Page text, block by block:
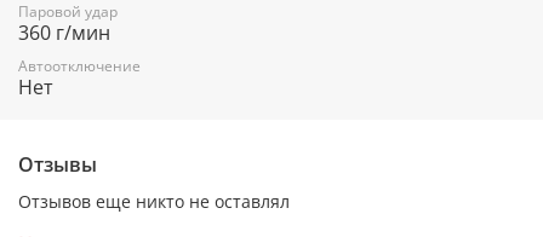
Система защиты от накипи:есть
Система самоочистки:есть
Противокапельная система:есть
Паровой удар
360 г/мин
Автоотключение
Нет
Отзывы
Отзывов еще никто не оставлял